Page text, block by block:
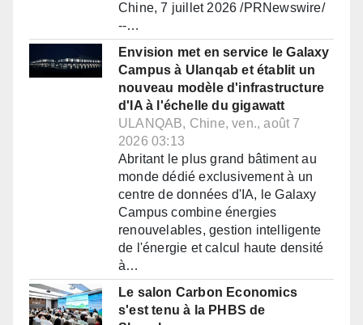
Chine, 7 juillet 2026 /PRNewswire/
--…
Envision met en service le Galaxy
Campus à Ulanqab et établit un
nouveau modèle d'infrastructure
d'IA à l'échelle du gigawatt
ULANQAB, Chine, ven., août 7
2026 03:13
Abritant le plus grand bâtiment au
monde dédié exclusivement à un
centre de données d'IA, le Galaxy
Campus combine énergies
renouvelables, gestion intelligente
de l'énergie et calcul haute densité
à…
Le salon Carbon Economics
s'est tenu à la PHBS de